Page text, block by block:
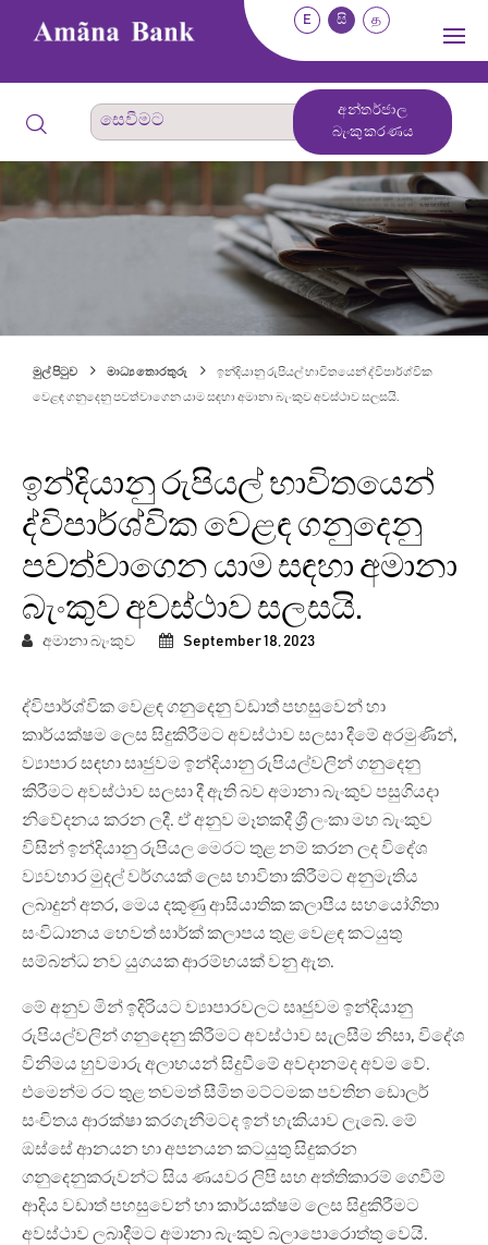
E සි த
අන්තර්ජාල
බැංකුකරණය
මුල් පිටුව මාධ්‍ය තොරතුරු ඉන්දියානු රුපියල් භාවිතයෙන් ද්විපාර්ශ්වික
වෙළඳ ගනුදෙනු පවත්වාගෙන යාම සඳහා අමානා බැංකුව අවස්ථාව සලසයි.
ඉන්දියානු රුපියල් භාවිතයෙන්
ද්විපාර්ශ්වික වෙළඳ ගනුදෙනු
පවත්වාගෙන යාම සඳහා අමානා
බැංකුව අවස්ථාව සලසයි.
අමානා බැංකුව September 18, 2023
ද්විපාර්ශ්වික වෙළඳ ගනුදෙනු වඩාත් පහසුවෙන් හා
කාර්යක්ෂම ලෙස සිදුකිරීමට අවස්ථාව සලසා දීමේ අරමුණින්,
ව්‍යාපාර සඳහා සෘජුවම ඉන්දියානු රුපියල්වලින් ගනුදෙනු
කිරීමට අවස්ථාව සලසා දී ඇති බව අමානා බැංකුව පසුගියදා
නිවේදනය කරන ලදී. ඒ අනුව මෑතකදී ශ්‍රී ලංකා මහ බැංකුව
විසින් ඉන්දියානු රුපියල මෙරට තුළ නම් කරන ලද විදේශ
ව්‍යවහාර මුදල් වර්ගයක් ලෙස භාවිතා කිරීමට අනුමැතිය
ලබාදුන් අතර, මෙය දකුණු ආසියාතික කලාපීය සහයෝගිතා
සංවිධානය හෙවත් සාර්ක් කලාපය තුළ වෙළඳ කටයුතු
සම්බන්ධ නව යුගයක ආරම්භයක් වනු ඇත.
මේ අනුව මින් ඉදිරියට ව්‍යාපාරවලට සෘජුවම ඉන්දියානු
රුපියල්වලින් ගනුදෙනු කිරීමට අවස්ථාව සැලසීම නිසා, විදේශ
විනිමය හුවමාරු අලාභයන් සිදුවීමේ අවදානමද අවම වේ.
එමෙන්ම රට තුළ තවමත් සීමිත මට්ටමක පවතින ඩොලර්
සංචිතය ආරක්ෂා කරගැනීමටද ඉන් හැකියාව ලැබේ. මේ
ඔස්සේ ආනයන හා අපනයන කටයුතු සිදුකරන
ගනුදෙනුකරුවන්ට සිය ණයවර ලිපි සහ අත්තිකාරම් ගෙවීම්
ආදිය වඩාත් පහසුවෙන් හා කාර්යක්ෂම ලෙස සිදුකිරීමට
අවස්ථාව ලබාදීමට අමානා බැංකුව බලාපොරොත්තු වෙයි.